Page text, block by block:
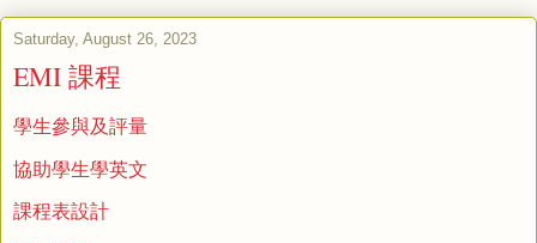
Saturday, August 26, 2023
EMI 課程
學生參與及評量
協助學生學英文
課程表設計